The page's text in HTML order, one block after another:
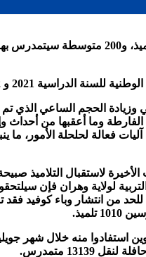
الدراسية 2021 و 2022.
وزيادة الحجم الساعي الذي
السنة الفارطة وما أعقبها من
فعالة لحلحلة الأمور، ما
ضبطت مديرية التربية لولاية وهران الإجراءات
إلى 31 تلميذ بالفوج الواحد، وحسبما أوضحه مدير
ففي إطارات التدابير الوقائية للحد من
والذين أنهوا تربصهم بعد تكوين